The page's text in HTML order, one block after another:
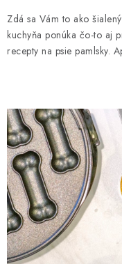
Zdá sa Vám to ako
kuchyňa ponúka čo-to aj
recepty na psie pamlsky.